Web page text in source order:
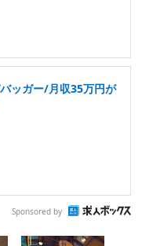
ッガー/月収35万円が
Sponsored by